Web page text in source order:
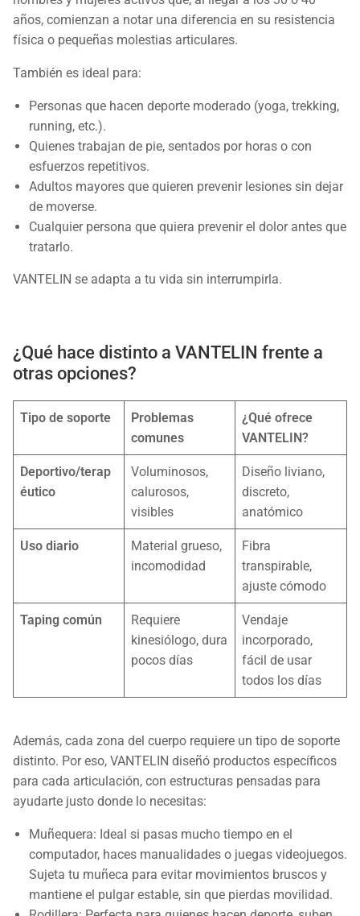
años, comienzan a notar una diferencia en su resistencia
física o pequeñas molestias articulares.
También es ideal para:
Personas que hacen deporte moderado (yoga, trekking,
running, etc.).
Quienes trabajan de pie, sentados por horas o con
esfuerzos repetitivos.
Adultos mayores que quieren prevenir lesiones sin dejar
de moverse.
Cualquier persona que quiera prevenir el dolor antes que
tratarlo.
VANTELIN se adapta a tu vida sin interrumpirla.
¿Qué hace distinto a VANTELIN frente a
otras opciones?
Tipo de soporte
Problemas
comunes
¿Qué ofrece
VANTELIN?
Deportivo/terap
éutico
Voluminosos,
calurosos,
visibles
Diseño liviano,
discreto,
anatómico
Uso diario
Material grueso,
incomodidad
Fibra
transpirable,
ajuste cómodo
Taping común
Requiere
kinesiólogo, dura
pocos días
Vendaje
incorporado,
fácil de usar
todos los días
Además, cada zona del cuerpo requiere un tipo de soporte
distinto. Por eso, VANTELIN diseñó productos específicos
para cada articulación, con estructuras pensadas para
ayudarte justo donde lo necesitas:
Muñequera: Ideal si pasas mucho tiempo en el
computador, haces manualidades o juegas videojuegos.
Sujeta tu muñeca para evitar movimientos bruscos y
mantiene el pulgar estable, sin que pierdas movilidad.